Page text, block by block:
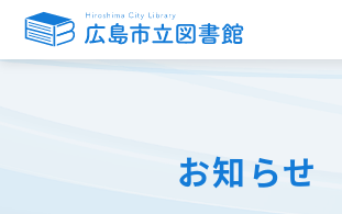
お知らせ